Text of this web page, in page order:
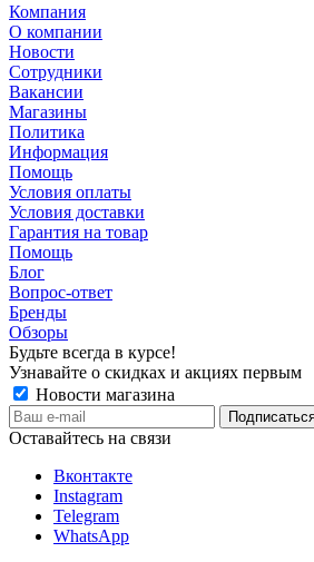
Компания
О компании
Новости
Сотрудники
Вакансии
Магазины
Политика
Информация
Помощь
Условия оплаты
Условия доставки
Гарантия на товар
Помощь
Блог
Вопрос-ответ
Бренды
Обзоры
Будьте всегда в курсе!
Узнавайте о скидках и акциях первым
Новости магазина
Оставайтесь на связи
Вконтакте
Instagram
Telegram
WhatsApp